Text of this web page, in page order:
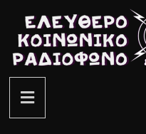
περιεχόμενο
ελεύθερο